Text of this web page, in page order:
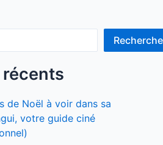
de Noël à voir dans sa
votre guide ciné